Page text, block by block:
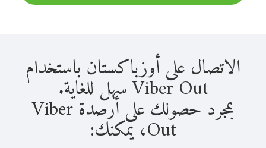
الاتصال على أوزباكستان باستخدام
Viber Out سهل للغاية.
بمجرد حصولك على أرصدة Viber
Out، يمكنك: